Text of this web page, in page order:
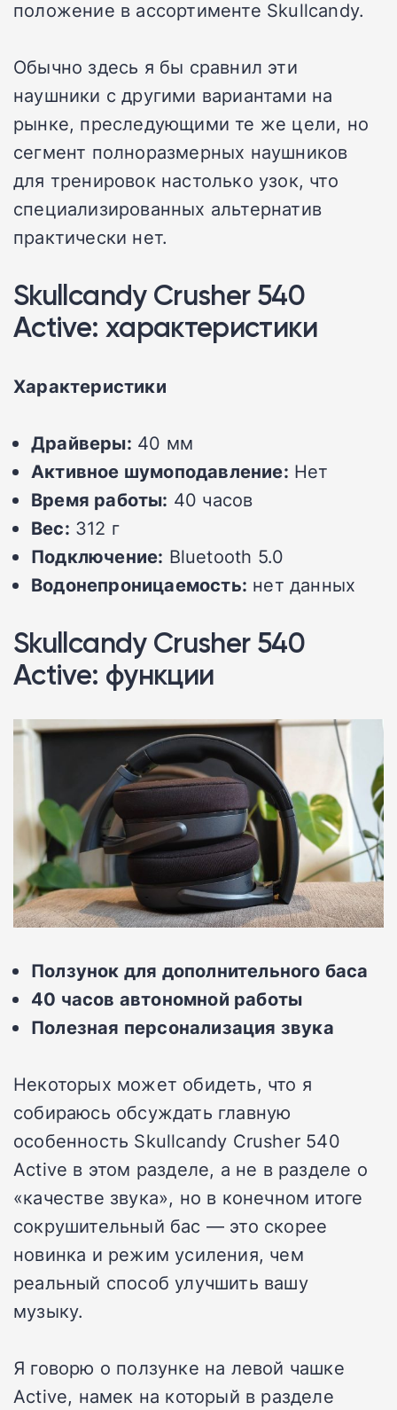
положение в ассортименте Skullcandy.
Обычно здесь я бы сравнил эти
наушники с другими вариантами на
рынке, преследующими те же цели, но
сегмент полноразмерных наушников
для тренировок настолько узок, что
специализированных альтернатив
практически нет.
Skullcandy Crusher 540
Active: характеристики
Характеристики
Драйверы: 40 мм
Активное шумоподавление: Нет
Время работы: 40 часов
Вес: 312 г
Подключение: Bluetooth 5.0
Водонепроницаемость: нет данных
Skullcandy Crusher 540
Active: функции
Ползунок для дополнительного баса
40 часов автономной работы
Полезная персонализация звука
Некоторых может обидеть, что я
собираюсь обсуждать главную
особенность Skullcandy Crusher 540
Active в этом разделе, а не в разделе о
«качестве звука», но в конечном итоге
сокрушительный бас — это скорее
новинка и режим усиления, чем
реальный способ улучшить вашу
музыку.
Я говорю о ползунке на левой чашке
Active, намек на который в разделе